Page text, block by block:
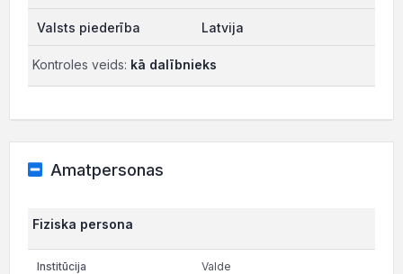
Latvija
Kontroles veids: kā dalībnieks
Amatpersonas
Fiziska persona
Valde